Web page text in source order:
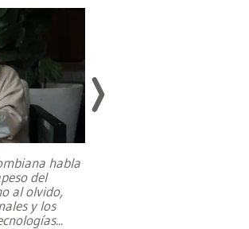
José Abel Herrera | La Estrella de Panamá
habla
del
al olvido,
y los
...